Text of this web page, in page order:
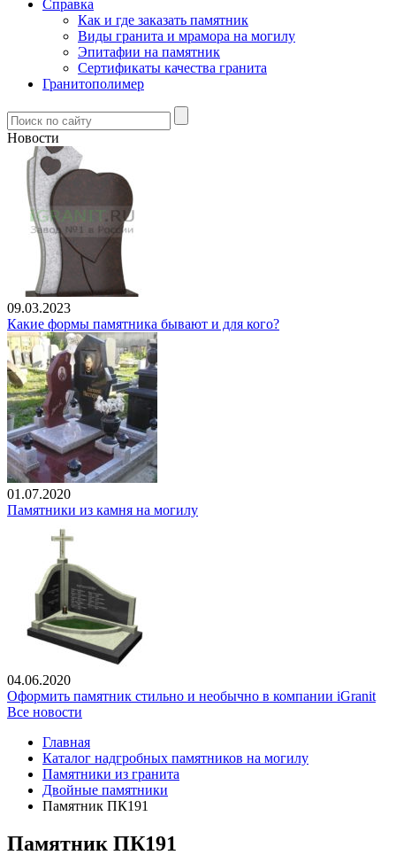
Справка
Как и где заказать памятник
Виды гранита и мрамора на могилу
Эпитафии на памятник
Сертификаты качества гранита
Гранитополимер
Новости
09.03.2023
Какие формы памятника бывают и для кого?
01.07.2020
Памятники из камня на могилу
04.06.2020
Оформить памятник стильно и необычно в компании iGranit
Все новости
Главная
Каталог надгробных памятников на могилу
Памятники из гранита
Двойные памятники
Памятник ПК191
Памятник ПК191